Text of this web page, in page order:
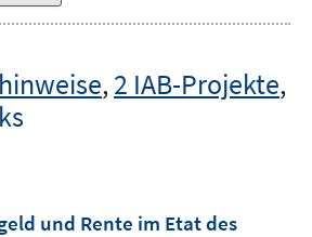
,2 IAB-Projekte,
und Rente im Etat des